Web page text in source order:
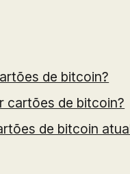
de bitcoin?
cartões de bitcoin?
de bitcoin